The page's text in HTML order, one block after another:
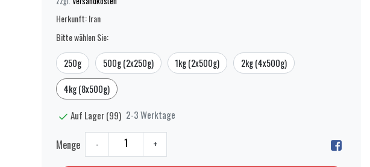
Herkunft: Iran
Bitte wählen Sie:
250g 500g (2x250g) 1kg (2x500g) 2kg (4x500g)
4kg (8x500g)
Auf Lager (99) 2-3 Werktage
Menge - +